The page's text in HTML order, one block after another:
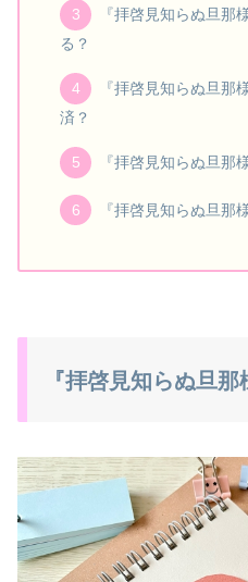
『拝啓見知らぬ旦那
る？
『拝啓見知らぬ旦那
済？
『拝啓見知らぬ旦那
『拝啓見知らぬ旦那
『拝啓見知らぬ旦